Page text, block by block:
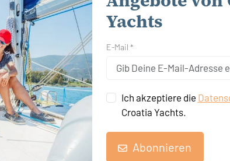
Yachts
E-Mail *
Ich akzeptiere die
Croatia Yachts.
Abonnieren